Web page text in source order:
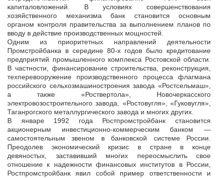
капиталовложений. В условиях совершенствования
хозяйственного механизма банк становится основным
органом контроля правительства за выполнением планов по
вводу в действие производственных мощностей.
Одним из приоритетных направлений деятельности
Промстройбанка в середине 80-х годов было кредитование
предприятий промышленного комплекса Ростовской области.
В частности, финансирование строительства, реконструкция,
техперевооружение производственного процесса флагмана
российского сельхозмашиностроения завода «Ростсельмаш»,
а также «Роствертола», Новочеркасского
электровозостроительного завода, «Ростовугля», «Гуковугля»,
Таганрогского металлургического завода и многих других.
В январе 1992 года Ростпромстройбанк становится
акционерным инвестиционно-коммерческим банком —
самостоятельным звеном в банковской системе России.
Преодолев экономический кризис в стране в конце
девяностых, заставивший многих переосмыслить свое
отношение к надежности финансовых институтов в России,
Ростпромстройбанк явил собой пример ответственности и